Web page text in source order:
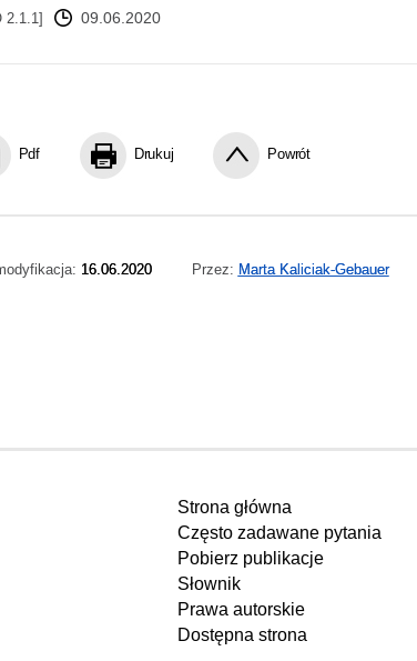
2.1.1] 09.06.2020
Pdf Drukuj Powrót
16.06.2020 Przez: Marta Kaliciak-Gebauer
Strona główna
Często zadawane pytania
Pobierz publikacje
Słownik
Prawa autorskie
Dostępna strona